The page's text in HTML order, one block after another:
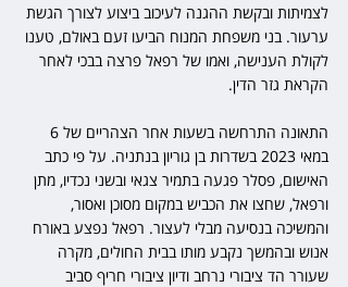
לצמיתות ובקשת ההגנה לעיכוב ביצוע לצורך הגשת
ערעור. בני משפחת המנוח הביעו זעם באולם, טענו
לקולת הענישה, ואמו של רפאל פרצה בבכי לאחר
הקראת גזר הדין.
במאי 2023 בשדרות בן גוריון בנתניה. על פי כתב
האישום, פסלר פגעה בתמיר צגאי ובשני נכדיו, מתן
ורפאל, שחצו את הכביש במקום מסוכן ואסור,
והמשיכה בנסיעה מבלי לעצור. רפאל נפצע באורח
אנוש ובהמשך נקבע מותו בבית החולים, מקרה
שעורר הד ציבורי נרחב ודיון ציבורי חריף סביב